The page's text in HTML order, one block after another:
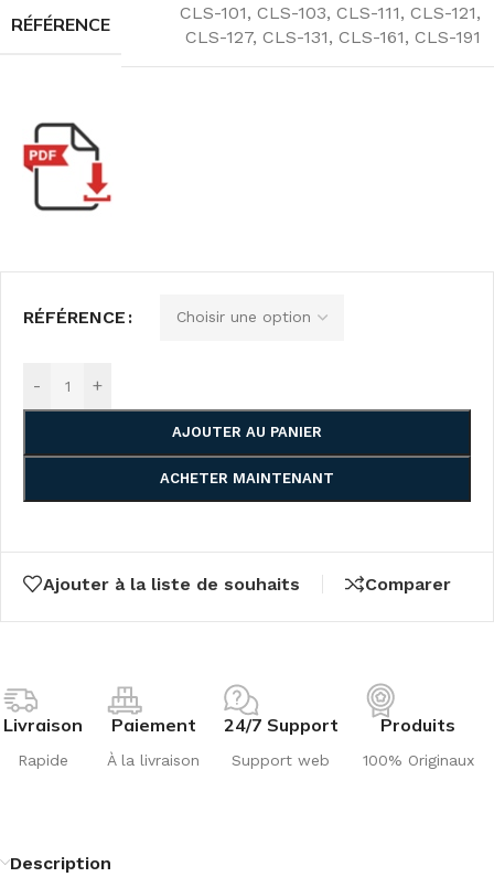
RÉFÉRENCE
CLS-101, CLS-103, CLS-111, CLS-121,
CLS-127, CLS-131, CLS-161, CLS-191
RÉFÉRENCE
- +
AJOUTER AU PANIER
ACHETER MAINTENANT
Ajouter à la liste de souhaits Comparer
Livraison
Rapide
Paiement
À la livraison
24/7 Support
Support web
Produits
100% Originaux
Description